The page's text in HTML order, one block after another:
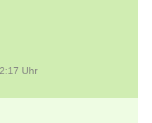
Uhr